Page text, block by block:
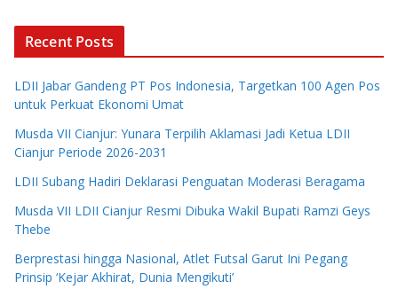
Recent Posts
LDII Jabar Gandeng PT Pos Indonesia, Targetkan 100 Agen Pos
untuk Perkuat Ekonomi Umat
Musda VII Cianjur: Yunara Terpilih Aklamasi Jadi Ketua LDII
Cianjur Periode 2026-2031
LDII Subang Hadiri Deklarasi Penguatan Moderasi Beragama
Musda VII LDII Cianjur Resmi Dibuka Wakil Bupati Ramzi Geys
Thebe
Berprestasi hingga Nasional, Atlet Futsal Garut Ini Pegang
Prinsip ‘Kejar Akhirat, Dunia Mengikuti’